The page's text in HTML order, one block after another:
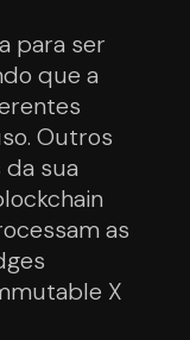
para ser
que a
Outros
sua
as
X